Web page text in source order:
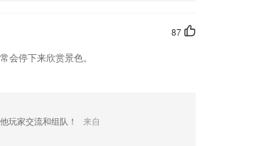
上面就可以轻松完成学习；
文字介绍；
真人发音，帮助孩子学习字母发音；
87
会停下来欣赏景色。
玩家交流和组队！
来自